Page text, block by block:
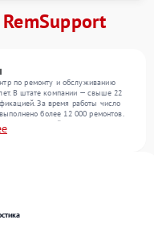
RemSupport
по ремонту и обслуживанию
В штате компании — свыше 22
За время работы число
более 12 000 ремонтов.
300 обращений, включая , , . Мы
надежный результат